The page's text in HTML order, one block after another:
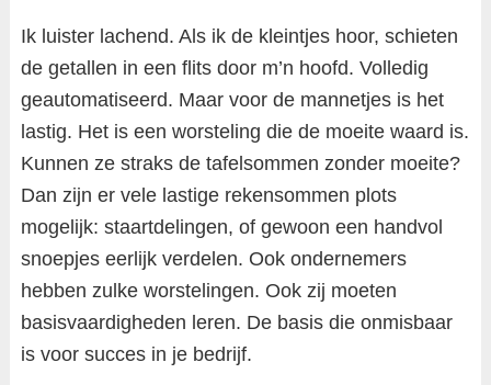
Ik luister lachend. Als ik de kleintjes hoor, schieten
de getallen in een flits door m’n hoofd. Volledig
geautomatiseerd. Maar voor de mannetjes is het
lastig. Het is een worsteling die de moeite waard is.
Kunnen ze straks de tafelsommen zonder moeite?
Dan zijn er vele lastige rekensommen plots
mogelijk: staartdelingen, of gewoon een handvol
snoepjes eerlijk verdelen. Ook ondernemers
hebben zulke worstelingen. Ook zij moeten
basisvaardigheden leren. De basis die onmisbaar
is voor succes in je bedrijf.